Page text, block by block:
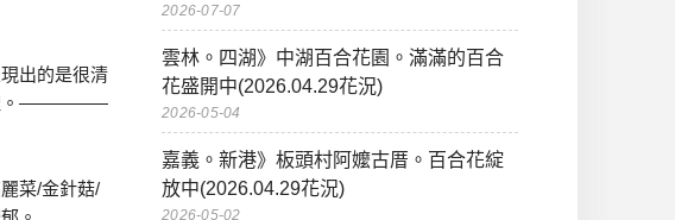
出的是很清
哩。—————
菜/金針菇/
2026-07-07
雲林。四湖》中湖百合花園。滿滿的百合
花盛開中(2026.04.29花況)
2026-05-04
嘉義。新港》板頭村阿嬤古厝。百合花綻
放中(2026.04.29花況)
2026-05-02